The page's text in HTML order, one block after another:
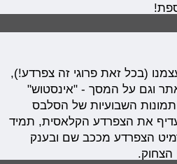
(בכל זאת פרוגי זה צפרדע!),
וגם על המסך - "אינסטוש"
השבועיות של הסלבס
את הצפרדע הקלאסית, תמיד
הצפרדע מככב שם ובענק
הצחוק.